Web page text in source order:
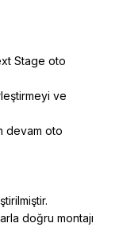
Stage oto
ve
devam oto
doğru montajı